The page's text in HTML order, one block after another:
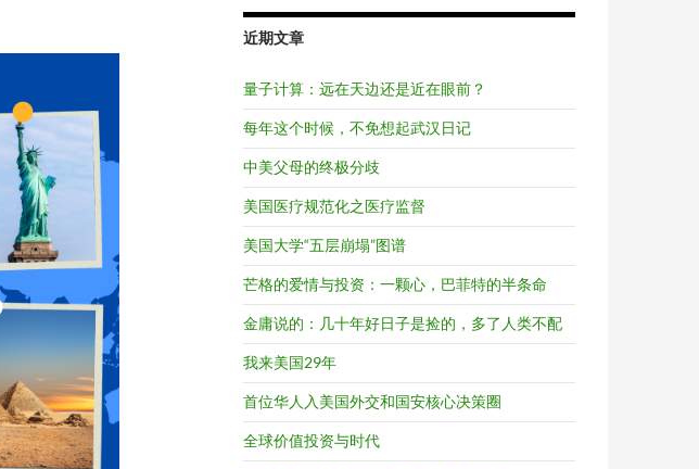
近期文章
量子计算：远在天边还是近在眼前？
每年这个时候，不免想起武汉日记
中美父母的终极分歧
美国医疗规范化之医疗监督
美国大学“五层崩塌”图谱
芒格的爱情与投资：一颗心，巴菲特的半条命
金庸说的：几十年好日子是捡的，多了人类不配
我来美国29年
首位华人入美国外交和国安核心决策圈
全球价值投资与时代